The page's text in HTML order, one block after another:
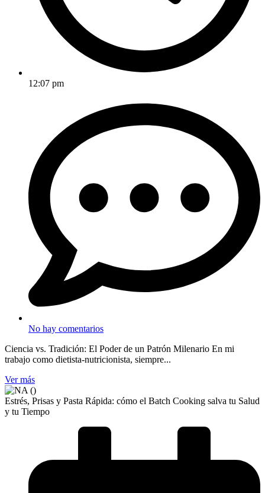
12:07 pm
No hay comentarios
Ciencia vs. Tradición: El Poder de un Patrón Milenario En mi
trabajo como dietista-nutricionista, siempre...
Ver más
Estrés, Prisas y Pasta Rápida: cómo el Batch Cooking salva tu Salud
y tu Tiempo